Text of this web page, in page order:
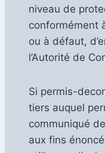
niveau de
conformément
ou à défaut,
l’Autorité de
Si permis-
tiers auquel
communiqué
aux fins